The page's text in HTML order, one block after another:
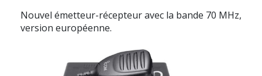
Nouvel émetteur-récepteur avec la bande 70 MHz,
version européenne.